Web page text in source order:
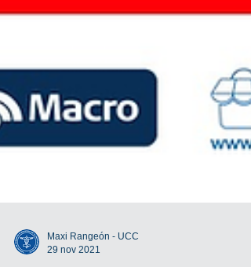
Maxi Rangeón - UCC